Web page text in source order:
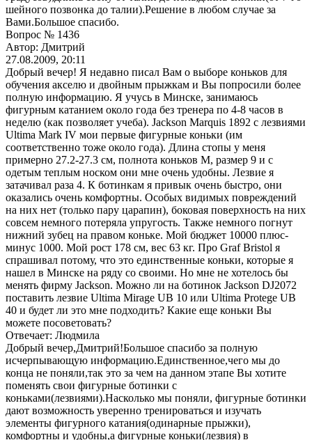
шейного позвонка до талии).Решение в любом случае за
Вами.Большое спасибо.
Вопрос № 1436
Автор: Дмитрий
27.08.2009, 20:11
Добрый вечер! Я недавно писал Вам о выборе коньков для
обучения акселю и двойным прыжкам и Вы попросили более
полную информацию. Я учусь в Минске, занимаюсь
фигурным катанием около года без тренера по 4-8 часов в
неделю (как позволяет учеба). Jackson Marquis 1892 c лезвиями
Ultima Mark IV мои первые фигурные коньки (им
соответственно тоже около года). Длина стопы у меня
примерно 27.2-27.3 см, полнота коньков М, размер 9 и с
одетым теплым носком они мне очень удобны. Лезвие я
затачивал раза 4. К ботинкам я привык очень быстро, они
оказались очень комфортны. Особых видимых повреждений
на них нет (только пару царапин), боковая поверхность на них
совсем немного потеряла упругость. Также немного погнут
нижний зубец на правом коньке. Мой бюджет 10000 плюс-
минус 1000. Мой рост 178 см, вес 63 кг. Про Graf Bristol я
спрашивал потому, что это единственные коньки, которые я
нашел в Минске на ряду со своими. Но мне не хотелось бы
менять фирму Jackson. Можно ли на ботинок Jackson DJ2072
поставить лезвие Ultima Mirage UB 10 или Ultima Protege UB
40 и будет ли это мне подходить? Какие еще коньки Вы
можете посоветовать?
Отвечает: Людмила
Добрый вечер,Дмитрий!Большое спасибо за полную
исчерпывающую информацию.Единственное,чего мы до
конца не поняли,так это за чем на данном этапе Вы хотите
поменять свои фигурные ботинки с
коньками(лезвиями).Насколько мы поняли, фигурные ботинки
дают возможность уверенно тренироваться и изучать
элементы фигурного катания(одинарные прыжки),
комфортны и удобны,а фигурные коньки(лезвия) в